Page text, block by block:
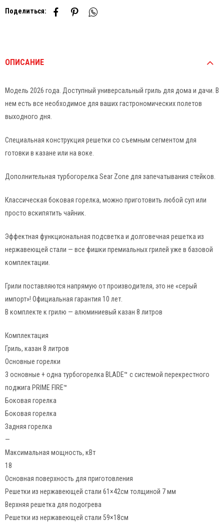
Поделиться:
ОПИСАНИЕ
Модель 2026 года. Доступный универсальный гриль для дома и дачи. В
нем есть все необходимое для ваших гастрономических полетов
выходного дня.
Специальная конструкция решетки со съемным сегментом для
готовки в казане или на воке.
Дополнительная турбогорелка Sear Zone для запечатывания стейков.
Классическая боковая горелка, можно приготовить любой суп или
просто вскипятить чайник.
Эффектная функциональная подсветка и долговечная решетка из
нержавеющей стали — все фишки премиальных грилей уже в базовой
комплектации.
Грили поставляются напрямую от производителя, это не «серый
импорт»! Официальная гарантия 10 лет.
В комплекте к грилю — алюминиевый казан 8 литров
Комплектация
Гриль, казан 8 литров
Основные горелки
3 основные + одна турбогорелка BLADE™ с системой перекрестного
поджига PRIME FIRE™
Боковая горелка
Боковая горелка
Задняя горелка
—
Максимальная мощность, кВт
18
Основная поверхность для приготовления
Решетки из нержавеющей стали 61×42см толщиной 7 мм
Верхняя решетка для подогрева
Решетки из нержавеющей стали 59×18см